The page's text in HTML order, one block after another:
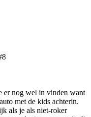
er nog wel in vinden want
met de kids achterin.
als je als niet-roker